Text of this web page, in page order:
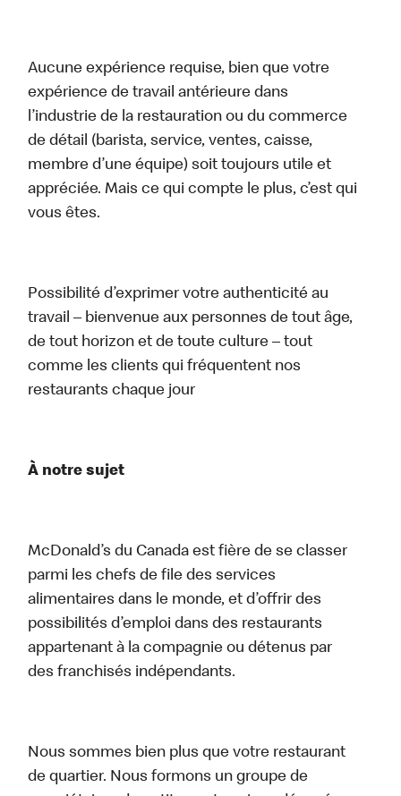
Aucune expérience requise, bien que votre
expérience de travail antérieure dans
l’industrie de la restauration ou du commerce
de détail (barista, service, ventes, caisse,
membre d’une équipe) soit toujours utile et
appréciée. Mais ce qui compte le plus, c’est qui
vous êtes.
Possibilité d’exprimer votre authenticité au
travail – bienvenue aux personnes de tout âge,
de tout horizon et de toute culture – tout
comme les clients qui fréquentent nos
restaurants chaque jour
À notre sujet
McDonald’s du Canada est fière de se classer
parmi les chefs de file des services
alimentaires dans le monde, et d’offrir des
possibilités d’emploi dans des restaurants
appartenant à la compagnie ou détenus par
des franchisés indépendants.
Nous sommes bien plus que votre restaurant
de quartier. Nous formons un groupe de